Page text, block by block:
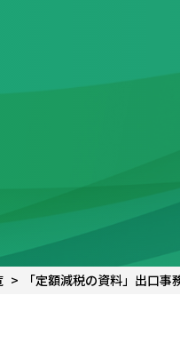
「定額減税の資料」出口